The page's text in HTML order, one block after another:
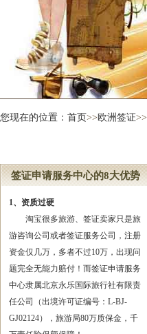
您现在的位置： 首页>>欧洲签证>>
签证申请服务中心的8大优势
1、资质过硬
淘宝很多旅游、签证卖家只是旅
游咨询公司或者签证服务公司，注册
资金仅几万，多者不过10万，出现问
题完全无能力赔付！而签证申请服务
中心隶属北京永乐国际旅行社有限责
任公司（出境许可证编号：L-BJ-
GJ02124），旅游局80万质保金，千